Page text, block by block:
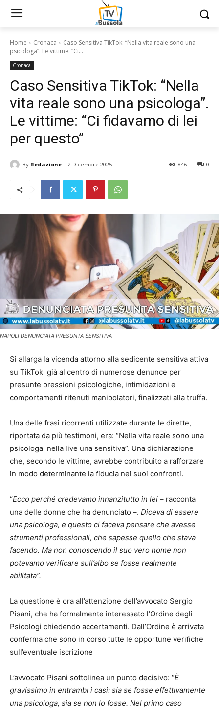
Home Cronaca
Caso Sensitiva TikTok: “Nella vita reale sono una
psicologa”. Le vittime: “Ci...
Cronaca
Caso Sensitiva TikTok: “Nella
vita reale sono una psicologa”.
Le vittime: “Ci fidavamo di lei
per questo”
By Redazione 2 Dicembre 2025 0
846
NAPOLI DENUNCIATA PRESUNTA SENSITIVA
Si allarga la vicenda attorno alla sedicente sensitiva attiva
su TikTok, già al centro di numerose denunce per
presunte pressioni psicologiche, intimidazioni e
comportamenti ritenuti manipolatori, finalizzati alla truffa.
Una delle frasi ricorrenti utilizzate durante le dirette,
riportata da più testimoni, era: “Nella vita reale sono una
psicologa, nella live una sensitiva”. Una dichiarazione
che, secondo le vittime, avrebbe contribuito a rafforzare
in modo determinante la fiducia nei suoi confronti.
“Ecco perché credevamo innanzitutto in lei – racconta
una delle donne che ha denunciato –. Diceva di essere
una psicologa, e questo ci faceva pensare che avesse
strumenti professionali, che sapesse quello che stava
facendo. Ma non conoscendo il suo vero nome non
potevamo verificare sull’albo se fosse realmente
abilitata”.
La questione è ora all’attenzione dell’avvocato Sergio
Pisani, che ha formalmente interessato l’Ordine degli
Psicologi chiedendo accertamenti. Dall’Ordine è arrivata
conferma che sono in corso tutte le opportune verifiche
sull’eventuale iscrizione
L’avvocato Pisani sottolinea un punto decisivo: “È
gravissimo in entrambi i casi: sia se fosse effettivamente
una psicologa, sia se non lo fosse. Nel primo caso